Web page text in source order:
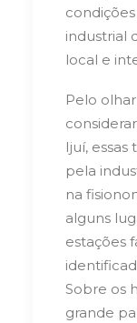
industrial
local e
Pelo
Ijuí,
pela
na
alguns
estações
Sobre os
grande